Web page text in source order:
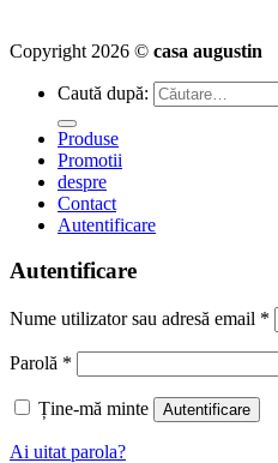
Copyright 2026 © casa augustin
Caută după:
Produse
Promotii
despre
Contact
Autentificare
Autentificare
Nume utilizator sau adresă email *
Parolă *
Ține-mă minte Autentificare
Ai uitat parola?